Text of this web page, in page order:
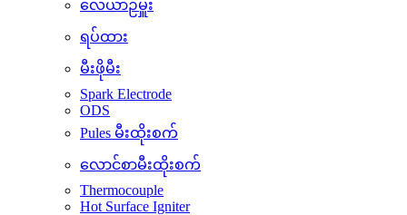
လေယာဉ်မှူး
ရပ်ထား
မီးဖိုမီး
Spark Electrode
ODS
Pules မီးထိုးစက်
လောင်စာမီးထိုးစက်
Thermocouple
Hot Surface Igniter